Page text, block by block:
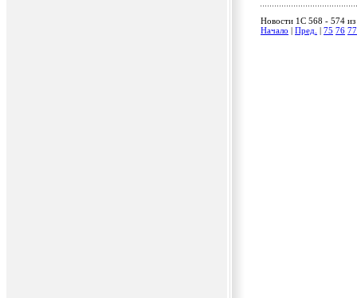
Новости 1C 568 - 574
Начало
Пред. 75 76 77